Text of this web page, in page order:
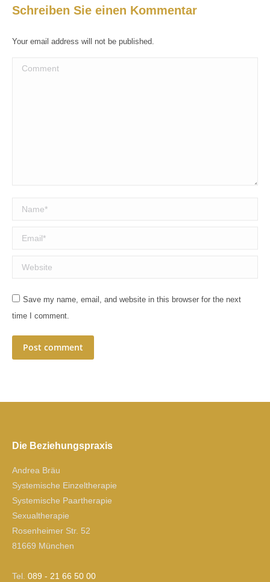
Schreiben Sie einen Kommentar
Your email address will not be published.
Comment
Name *
Email *
Website
Save my name, email, and website in this browser for the next
time I comment.
Post comment
Die Beziehungspraxis
Andrea Bräu
Systemische Einzeltherapie
Systemische Paartherapie
Sexualtherapie
Rosenheimer Str. 52
81669 München
Tel. 089 - 21 66 50 00